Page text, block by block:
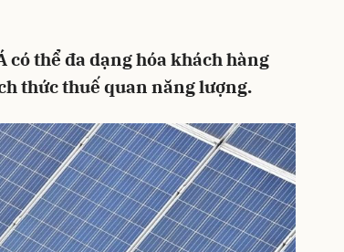
có thể đa dạng hóa khách hàng
thức thuế quan năng lượng.